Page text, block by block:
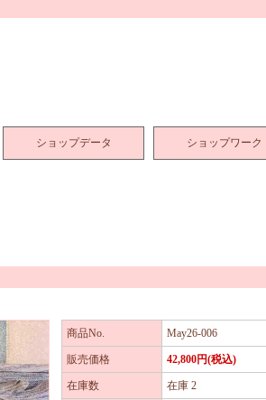
ショップデータ ショップワーク
商品No. May26-006
販売価格 42,800円(税込)
在庫数 在庫 2